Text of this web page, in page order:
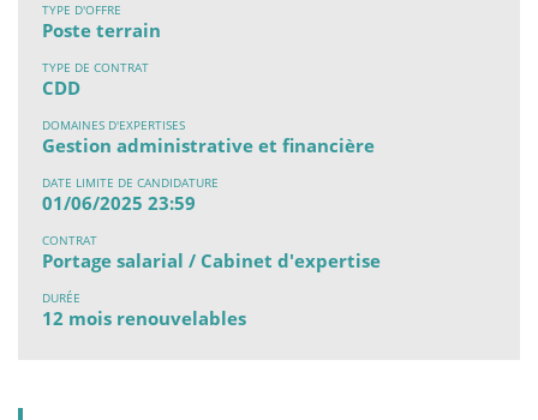
TYPE D'OFFRE
Poste terrain
TYPE DE CONTRAT
CDD
DOMAINES D'EXPERTISES
Gestion administrative et financière
DATE LIMITE DE CANDIDATURE
01/06/2025 23:59
CONTRAT
Portage salarial / Cabinet d'expertise
DURÉE
12 mois renouvelables